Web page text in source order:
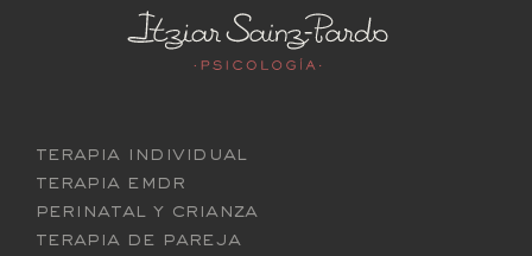
terapia individual
terapia emdr
perinatal y crianza
terapia de pareja